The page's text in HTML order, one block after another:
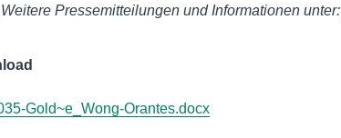
Pressemitteilungen und Informationen unter:
Gold~e_Wong-Orantes.docx